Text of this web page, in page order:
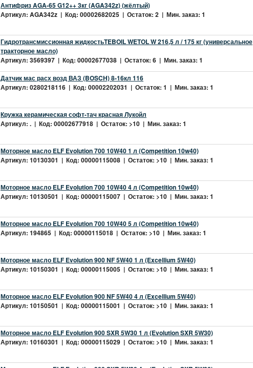
Антифриз AGA-65 G12++ 3кг (AGA342z) (жёлтый)
Артикул: AGA342z | Код: 00002682025 | Остаток: 2 | Мин. заказ: 1
Гидротрансмиссионная жидкостьTEBOIL WETOL W 216,5 л / 175 кг (универсальное
тракторное масло)
Артикул: 3569397 | Код: 00002677038 | Остаток: 6 | Мин. заказ: 1
Датчик мас расх возд ВАЗ (BOSCH) 8-16кл 116
Артикул: 0280218116 | Код: 00002202031 | Остаток: 1 | Мин. заказ: 1
Кружка керамическая софт-тач красная Лукойл
Артикул: . | Код: 00002677918 | Остаток: >10 | Мин. заказ: 1
Моторное масло ELF Evolution 700 10W40 1 л (Competition 10w40)
Артикул: 10130301 | Код: 00000115008 | Остаток: >10 | Мин. заказ: 1
Моторное масло ELF Evolution 700 10W40 4 л (Competition 10w40)
Артикул: 10130501 | Код: 00000115007 | Остаток: >10 | Мин. заказ: 1
Моторное масло ELF Evolution 700 10W40 5 л (Competition 10w40)
Артикул: 194865 | Код: 00000115018 | Остаток: >10 | Мин. заказ: 1
Моторное масло ELF Evolution 900 NF 5W40 1 л (Excellium 5W40)
Артикул: 10150301 | Код: 00000115005 | Остаток: >10 | Мин. заказ: 1
Моторное масло ELF Evolution 900 NF 5W40 4 л (Excellium 5W40)
Артикул: 10150501 | Код: 00000115001 | Остаток: >10 | Мин. заказ: 1
Моторное масло ELF Evolution 900 SXR 5W30 1 л (Evolution SXR 5W30)
Артикул: 10160301 | Код: 00000115029 | Остаток: >10 | Мин. заказ: 1